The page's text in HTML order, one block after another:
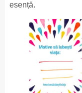
esență.